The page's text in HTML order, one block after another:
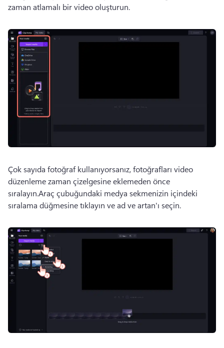
zaman atlamalı bir video oluşturun.
Çok sayıda fotoğraf kullanıyorsanız, fotoğrafları video
düzenleme zaman çizelgesine eklemeden önce
sıralayın.Araç çubuğundaki medya sekmenizin içindeki
sıralama düğmesine tıklayın ve ad ve artan'ı seçin.